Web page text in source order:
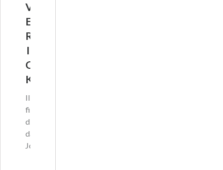
V
E
R
I
C
K
Il
film
diretto
da
Josep…